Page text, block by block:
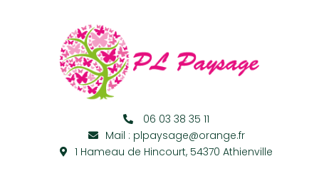
06 03 38 35 11
Mail : plpaysage@orange.fr
1 Hameau de Hincourt, 54370 Athienville